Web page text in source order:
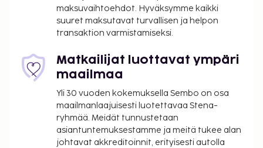
palveluihin kuuluu muun muassa ilmainen langaton
internetyhteys, concierge-palvelut ja hääpalvelut.
Tämän hotellissa ravintolan, AKROYALIA, joka on
kreikkalainen keittiö. Palveluihin kuuluu myös
huonepalvelu. Palveluihin kuuluu myös
baari/aulabaari ja allasbaari, joissa voit rentoutua
raikkaan juoman parissa. Ilmainen mannermainen
aamiainen tarjoillaan päivittäin klo 7.30–11.00.
Majoituspaikka on suljettu 25. 9ta –
maksuvaihtoehdot. Hyväksymme kaikki
suuret maksutavat turvallisen ja helpon
transaktion varmistamiseksi.
Matkailijat luottavat ympäri
maailmaa
Yli 30 vuoden kokemuksella Sembo on osa
maailmanlaajuisesti luotettavaa Stena-
ryhmää. Meidät tunnustetaan
asiantuntemuksestamme ja meitä tukee alan
johtavat akkreditoinnit, erityisesti autolla